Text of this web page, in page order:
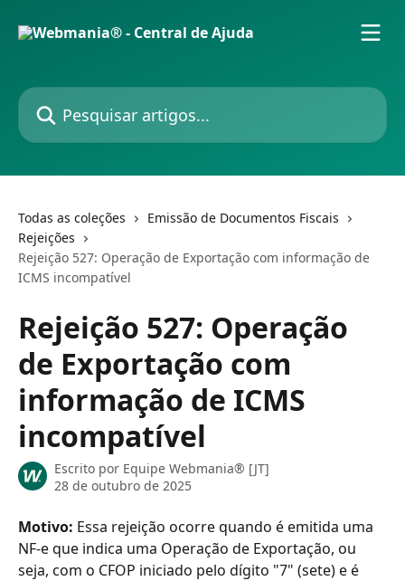
Pesquisar artigos...
Todas as coleções
Emissão de Documentos Fiscais
Rejeições
Rejeição 527: Operação de Exportação com informação de
ICMS incompatível
Rejeição 527: Operação
de Exportação com
informação de ICMS
incompatível
Escrito por Equipe Webmania® [JT]
28 de outubro de 2025
Motivo: Essa rejeição ocorre quando é emitida uma
NF-e que indica uma Operação de Exportação, ou
seja, com o CFOP iniciado pelo dígito "7" (sete) e é